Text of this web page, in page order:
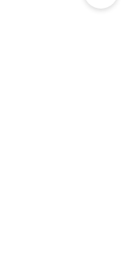
Start shopping or